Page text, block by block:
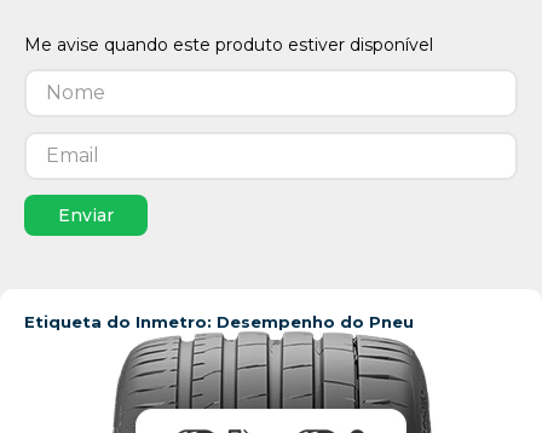
Enviar
Etiqueta do Inmetro: Desempenho do Pneu